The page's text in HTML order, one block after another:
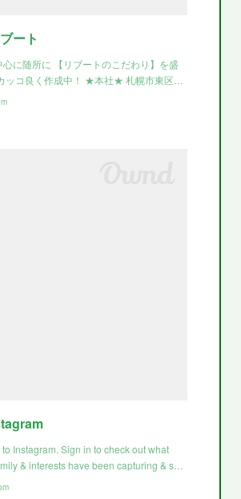
ート
に随所に 【リブートのこだわり】を盛
ッコ良く作成中！ ★本社★ 札幌市東区…
Instagram. Sign in to check out what
& interests have been capturing & s…